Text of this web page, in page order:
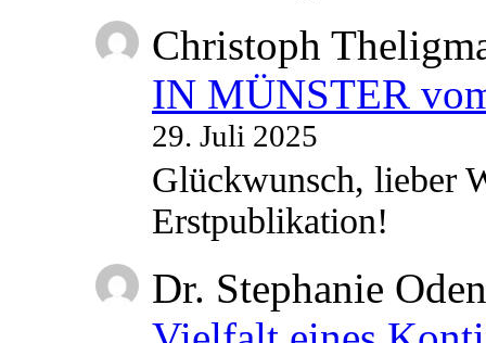
Christoph
IN MÜNSTER
29. Juli 2025
Glückwunsch, lieber
Erstpublikation!
Dr. Stephanie